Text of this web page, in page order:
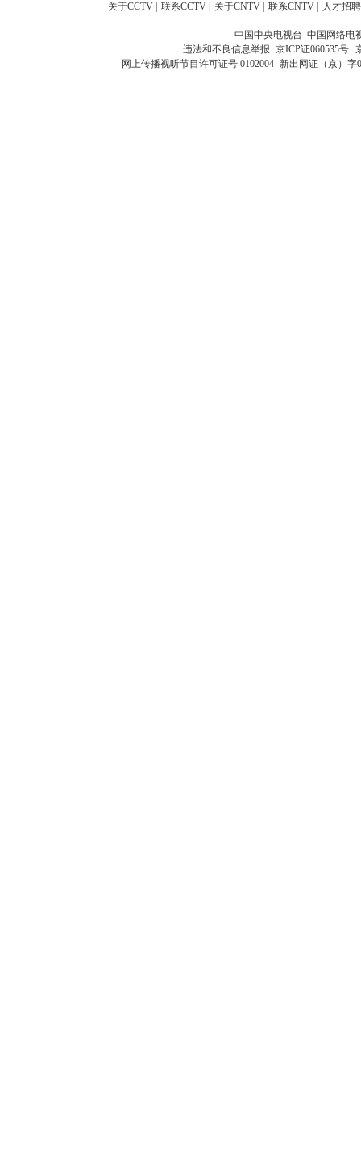
关于CCTV 联系CCTV 关于CNTV 联系CNTV 人才招聘
中国中央电视台 中国网络电
违法和不良信息举报 京ICP证060535号
网上传播视听节目许可证号 0102004 新出网证（京）